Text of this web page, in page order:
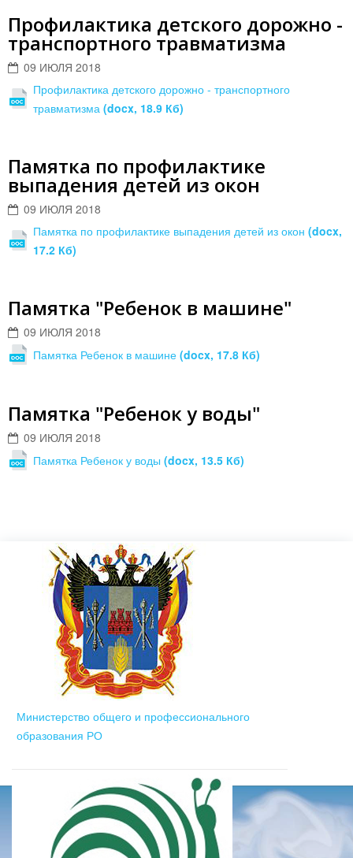
Профилактика детского дорожно -
транспортного травматизма
09 ИЮЛЯ 2018
Профилактика детского дорожно - транспортного
травматизма (docx, 18.9 Кб)
Памятка по профилактике
выпадения детей из окон
09 ИЮЛЯ 2018
Памятка по профилактике выпадения детей из окон (docx,
17.2 Кб)
Памятка "Ребенок в машине"
09 ИЮЛЯ 2018
Памятка Ребенок в машине (docx, 17.8 Кб)
Памятка "Ребенок у воды"
09 ИЮЛЯ 2018
Памятка Ребенок у воды (docx, 13.5 Кб)
Министерство общего и профессионального
образования РО